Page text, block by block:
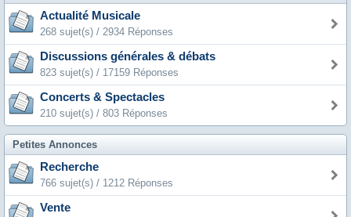
Actualité Musicale
268 sujet(s) / 2934 Réponses
Discussions générales & débats
823 sujet(s) / 17159 Réponses
Concerts & Spectacles
210 sujet(s) / 803 Réponses
Petites Annonces
Recherche
766 sujet(s) / 1212 Réponses
Vente